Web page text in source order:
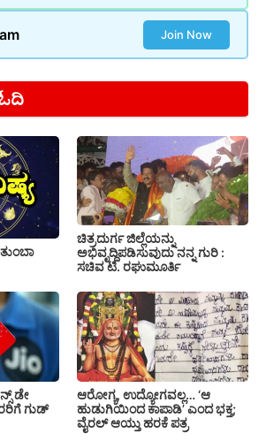
Join Now
ಚಿತ್ರದುರ್ಗ ಜಿಲ್ಲೆಯನ್ನು
ಅಭಿವೃದ್ದಿಪಡಿಸುವುದು ನನ್ನ ಗುರಿ :
ಸಚಿವ ಟಿ. ರಘುಮೂರ್ತಿ
ಡೇ
ಗುಡ್
ಆರೋಗ್ಯ, ಉದ್ಯೋಗವಲ್ಲ… ‘ಆ
ಹುಡುಗಿಯಿಂದ ಕಾಪಾಡಿ’ ಎಂದ ಭಕ್ತ;
ವೈರಲ್ ಆಯ್ತು ಹರಕೆ ಪತ್ರ